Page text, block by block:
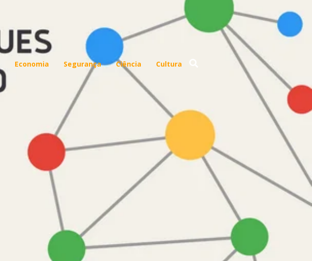
Economia Segurança Ciência Cultura